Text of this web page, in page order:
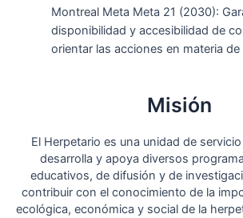
Montreal Meta Meta 21 (2030):
disponibilidad y accesibilidad de
orientar las acciones en materia
Misión
El Herpetario es una unidad de
desarrolla y apoya diversos
educativos, de difusión y de
contribuir con el conocimiento de la
ecológica, económica y social de la